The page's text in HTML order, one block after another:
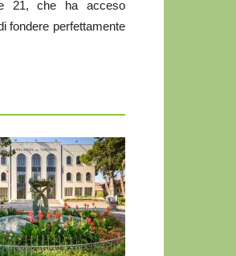
21, che ha acceso
fondere perfettamente